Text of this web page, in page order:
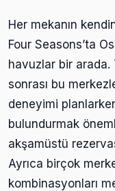
Her mekanın
Four Seasons’ta
havuzlar bir arada.
sonrası bu
deneyimi
bulundurmak
akşamüstü
Ayrıca birçok
kombinasyonları